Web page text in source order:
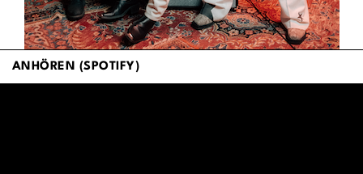
ANHÖREN (SPOTIFY)